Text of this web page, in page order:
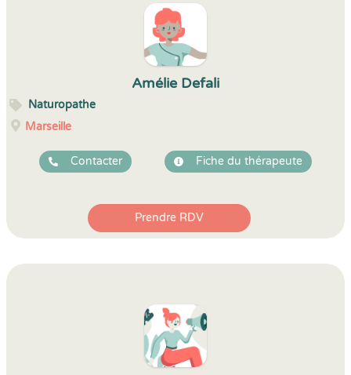
Amélie Defali
Naturopathe
Marseille
Contacter Fiche du thérapeute
Prendre RDV